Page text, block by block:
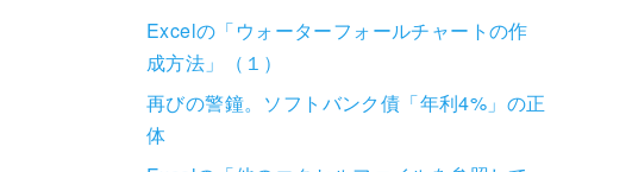
Excelの「ウォーターフォールチャートの作
成方法」（１）
再びの警鐘。ソフトバンク債「年利4%」の正
体